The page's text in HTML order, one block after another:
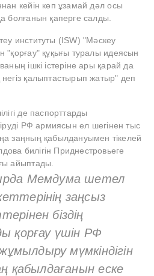
кейін көп ұзамай дәл осы
болғанын қаперге салды.
институты (ISW) "Мәскеу
"қорғау" құқығы туралы идеясын
ішкі істеріне ары қарай да
қалыптастырып жатыр" деп
де паспорттарды
РФ армиясын ел шегінен тыс
заңның қабылдануымен тікелей
билігін Приднестровьеге
айыптады.
Мемдума шетел
заңсыз
біздің
қорғау үшін РФ
мүмкіндігін
қабылдағанын еске